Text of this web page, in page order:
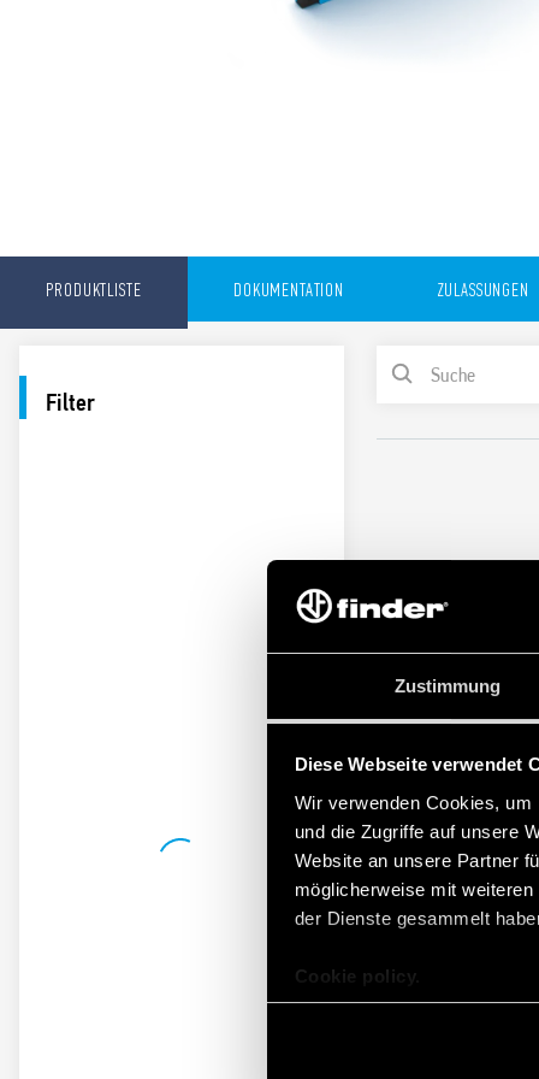
Zustimmung
Diese Webseite verwendet
Wir verwenden Cookies,
und die Zugriffe auf unsere
Website an unsere Partner
möglicherweise mit
der Dienste gesammelt
Cookie policy.
PRODUKTLISTE DOKUMENTATION ZULASSUNGEN